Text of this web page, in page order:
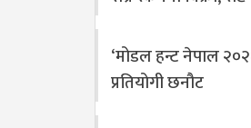
‘मोडल हन्ट नेपाल
प्रतियोगी छनौट